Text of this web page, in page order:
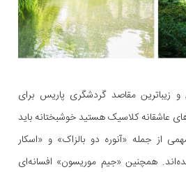
و زیباترین مقاصد گردشگری پاریس برای
عاشقانه کلاسیک هستید خوشبختانه باید
از جمله «آنوره دو بالزاک» و «اسکار
همچنین «جیم موریسون» افسانه‌ای